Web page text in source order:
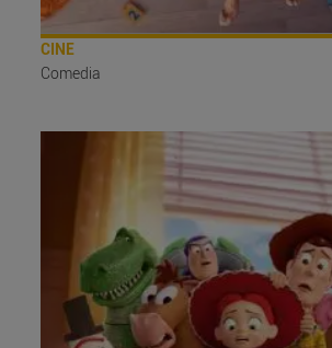
CINE
Comedia